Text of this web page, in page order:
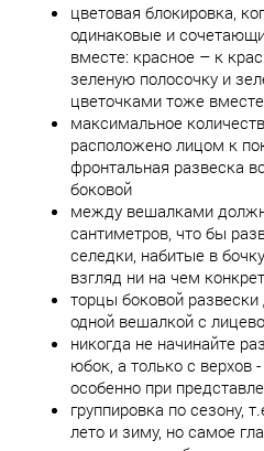
цветовая блокировка,
одинаковые и
вместе: красное – к
зеленую полосочку и
цветочками тоже вместе
максимальное
расположено лицом к
фронтальная развеска
боковой
между вешалками
сантиметров, что бы
селедки, набитые в
взгляд ни на чем
торцы боковой
одной вешалкой с
никогда не начинайте
юбок, а только с верхов
особенно при
группировка по сезону,
лето и зиму, но самое